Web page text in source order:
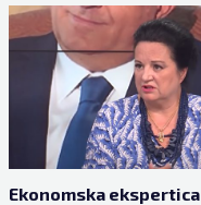
Ekonomska ekspertica